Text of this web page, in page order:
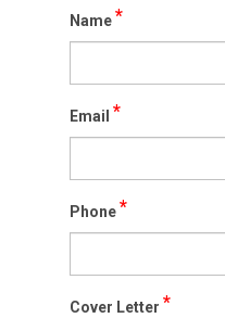
Name *
Email *
Phone *
Cover Letter *